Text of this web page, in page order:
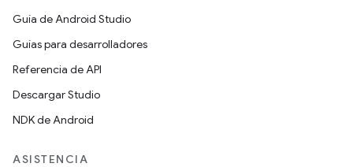
Guía de Android Studio
Guías para desarrolladores
Referencia de API
Descargar Studio
NDK de Android
ASISTENCIA